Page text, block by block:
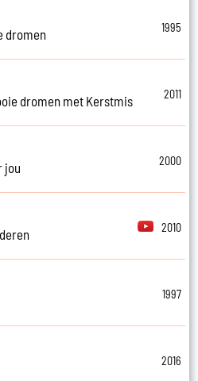
dromen
1995
dromen met Kerstmis
2011
jou
2000
2010
1997
2016